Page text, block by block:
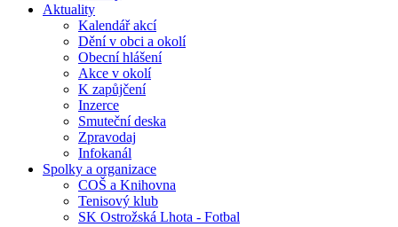
Aktuality
Kalendář akcí
Dění v obci a okolí
Obecní hlášení
Akce v okolí
K zapůjčení
Inzerce
Smuteční deska
Zpravodaj
Infokanál
Spolky a organizace
COŠ a Knihovna
Tenisový klub
SK Ostrožská Lhota - Fotbal